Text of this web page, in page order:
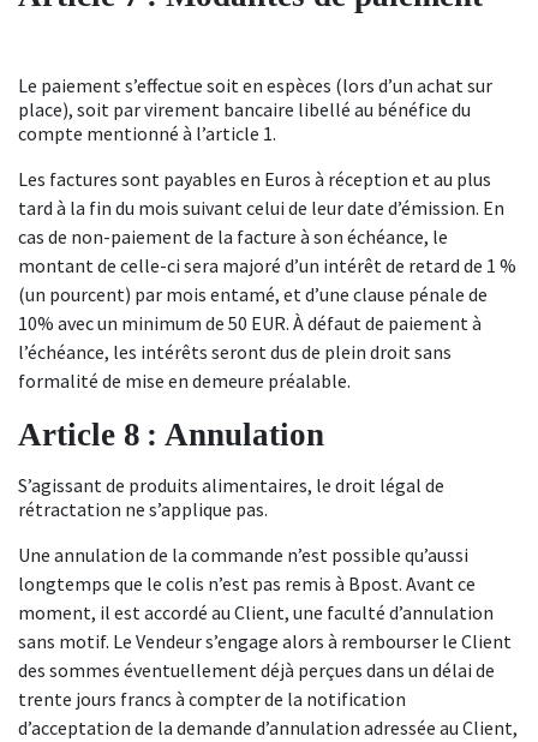
Le paiement s’effectue soit en espèces (lors d’un achat sur
place), soit par virement bancaire libellé au bénéfice du
compte mentionné à l’article 1.
Les factures sont payables en Euros à réception et au plus
tard à la fin du mois suivant celui de leurdate d’émission. En
cas de non-paiement de la facture à son échéance, le
montant de celle-ci sera majoré d’un intérêt de retard de 1 %
(un pourcent) par mois entamé, et d’une clause pénale de
10% avec un minimum de 50 EUR. À défaut de paiement à
l’échéance, les intérêts seront dus de plein droit sans
formalité de mise en demeure préalable.
Article 8 : Annulation
S’agissant de produits alimentaires, le droit légal de
rétractation ne s’applique pas.
Une annulation de la commande n’est possible qu’aussi
longtemps que le colis n’est pas remis à Bpost. Avant ce
moment, il est accordé au Client, une faculté d’annulation
sans motif. Le Vendeur s’engage alors à rembourser le Client
des sommes éventuellement déjà perçues dans un délai de
trente jours francs à compter de la notification
d’acceptation de la demande d’annulation adressée au Client,